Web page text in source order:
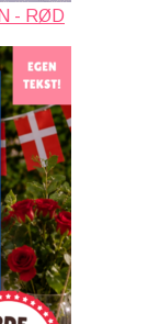
- RØD